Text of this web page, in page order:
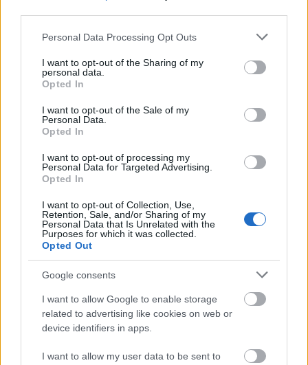
Please note that this website/app uses one or more Google
not limited to your visit or usage behaviour. You may click to
grant or deny consent to Google and its third-party tags to
use your data for below specified purposes in below Google
consent section.
Personal Data Processing Opt Outs
I want to opt-out of the Sharing of my
personal data.
Opted In
I want to opt-out of the Sale of my
Personal Data.
Opted In
I want to opt-out of processing my
Personal Data for Targeted Advertising.
Opted In
I want to opt-out of Collection, Use,
Retention, Sale, and/or Sharing of my
Personal Data that Is Unrelated with the
Purposes for which it was collected.
Opted Out
Google consents
I want to allow Google to enable storage
related to advertising like cookies on web or
device identifiers in apps.
I want to allow my user data to be sent to
Langrenn Allround
Disse lagene er i finalen på
teamsprinten i NM
INGEBORG SCHEVE
15 lag tok seg videre fra semifinaler på damenes teamsprint i NM
på Tolga onsdag ettermiddag. Disse lagene går finalen på